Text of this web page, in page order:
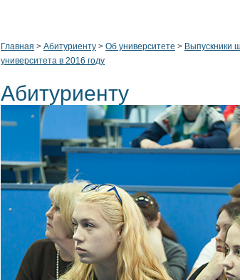
Главная > Абитуриенту > Об университете > Выпускники
университета в 2016 году
Абитуриенту